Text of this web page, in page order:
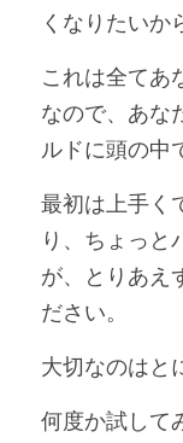
くなりたいか
これは全てあ
なので、あな
ルドに頭の中
最初は上手く
り、ちょっと
が、とりあえ
ださい。
大切なのはと
何度か試して